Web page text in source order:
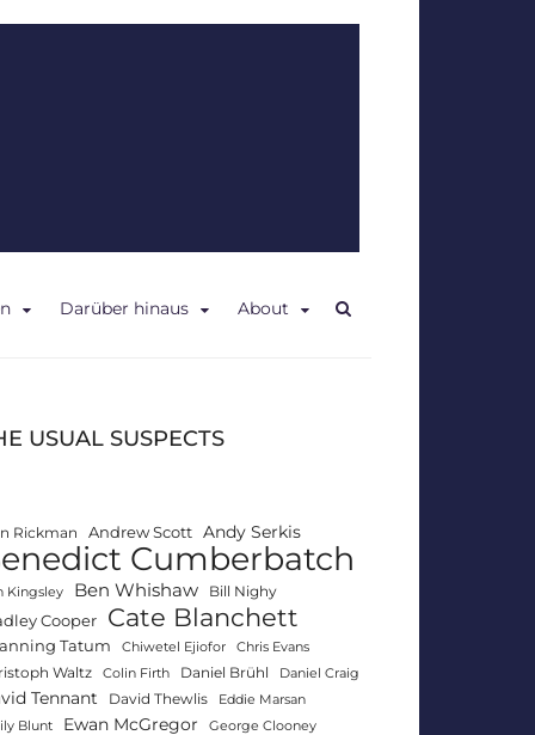
Darüber hinaus About
USUAL SUSPECTS
Rickman Andrew Scott Andy Serkis
Cumberbatch
Kingsley Ben Whishaw Bill Nighy
Cooper Cate Blanchett
Tatum Chiwetel Ejiofor Chris Evans
Waltz Colin Firth Daniel Brühl Daniel Craig
Tennant David Thewlis
Eddie Marsan
Blunt
Ewan McGregor George Clooney